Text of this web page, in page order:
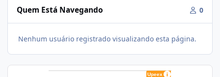
Quem Está Navegando 0
Nenhum usuário registrado visualizando esta página.